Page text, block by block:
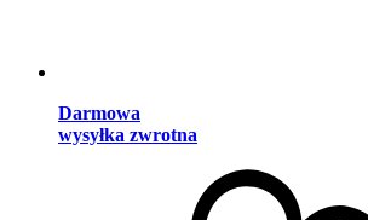
Darmowa
wysyłka zwrotna